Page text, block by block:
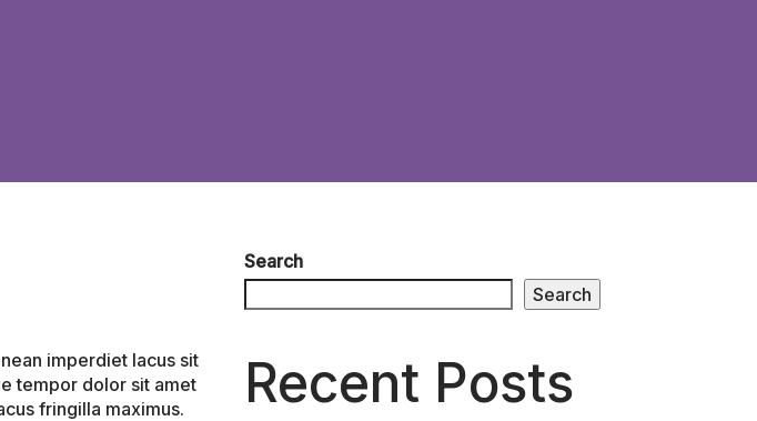
imperdiet lacus sit
tempor dolor sit amet
fringilla maximus.
Search
Search
Recent Posts